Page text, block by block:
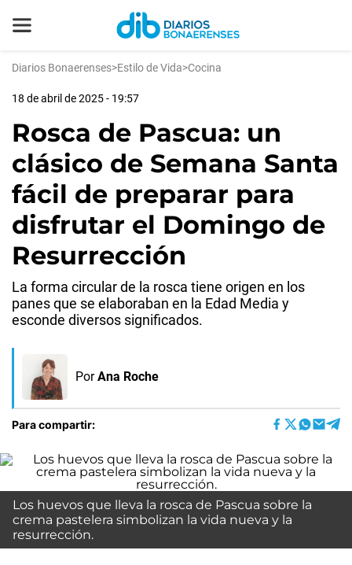
Diarios Bonaerenses>Estilo de Vida>Cocina
18 de abril de 2025 - 19:57
Rosca de Pascua: un
clásico de Semana Santa
fácil de preparar para
disfrutar el Domingo de
Resurrección
La forma circular de la rosca tiene origen en los
panes que se elaboraban en la Edad Media y
esconde diversos significados.
Por Ana Roche
Para compartir:
Los huevos que lleva la rosca de Pascua sobre la
crema pastelera simbolizan la vida nueva y la
resurrección.